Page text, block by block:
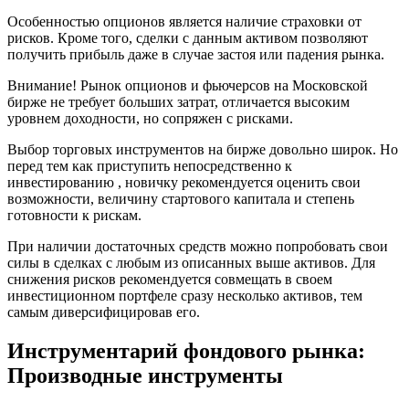
Особенностью опционов является наличие страховки от
рисков. Кроме того, сделки с данным активом позволяют
получить прибыль даже в случае застоя или падения рынка.
Внимание! Рынок опционов и фьючерсов на Московской
бирже не требует больших затрат, отличается высоким
уровнем доходности, но сопряжен с рисками.
Выбор торговых инструментов на бирже довольно широк. Но
перед тем как приступить непосредственно к
инвестированию , новичку рекомендуется оценить свои
возможности, величину стартового капитала и степень
готовности к рискам.
При наличии достаточных средств можно попробовать свои
силы в сделках с любым из описанных выше активов. Для
снижения рисков рекомендуется совмещать в своем
инвестиционном портфеле сразу несколько активов, тем
самым диверсифицировав его.
Инструментарий фондового рынка:
Производные инструменты